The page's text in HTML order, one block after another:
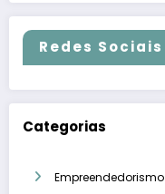
Redes Sociais
Categorias
Empreendedorismo